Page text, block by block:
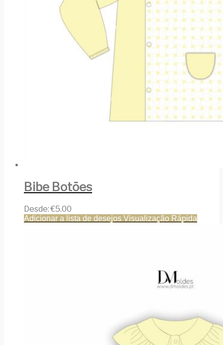
Bibe Botões
Desde:€5.00
Adicionar a lista de desejos Visualização Rápida